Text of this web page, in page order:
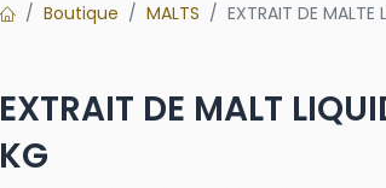
Boutique MALTS EXTRAIT DE MALTE
EXTRAIT DE MALT
KG